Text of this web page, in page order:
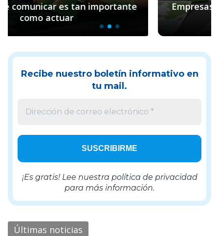
Empresas y sostenibilidad: el rol clave de
Recibe nuestro boletín informativo en
tu mail.
¡Es gratis! Lee nuestra política de privacidad
para más información.
Últimas noticias